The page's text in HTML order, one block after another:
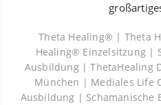
Theta Healing® | Theta
Healing® Einzelsitzung |
Ausbildung |ThetaHealing
München | Mediales Life
Ausbildung | Schamanische